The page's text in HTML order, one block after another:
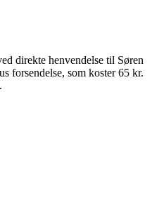
direkte henvendelse til Søren
forsendelse, som koster 65 kr.